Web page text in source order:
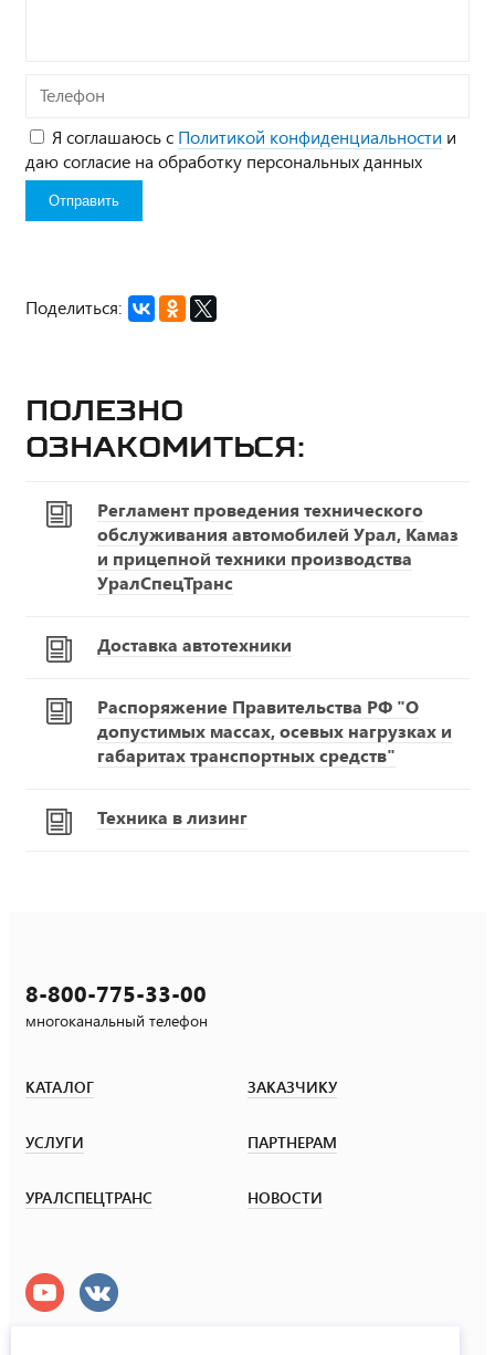
Телефон
Я соглашаюсь с Политикой конфиденциальности и
даю согласие на обработку персональных данных
Поделиться:
Полезно
ознакомиться:
Регламент проведения технического
обслуживания автомобилей Урал, Камаз
и прицепной техники производства
УралСпецТранс
Доставка автотехники
Распоряжение Правительства РФ "О
допустимых массах, осевых нагрузках и
габаритах транспортных средств"
Техника в лизинг
8-800-775-33-00
многоканальный телефон
КАТАЛОГ ЗАКАЗЧИКУ
УСЛУГИ ПАРТНЕРАМ
УРАЛСПЕЦТРАНС НОВОСТИ